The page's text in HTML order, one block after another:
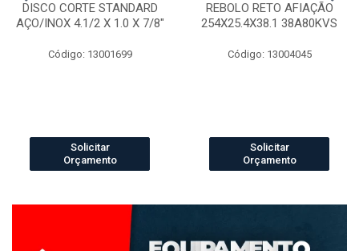
DISCO CORTE STANDARD
AÇO/INOX 4.1/2 X 1.0 X 7/8"
Código: 13001699
Solicitar
Orçamento
REBOLO RETO AFIAÇÃO
254X25.4X38.1 38A80KVS
Código: 13004045
Solicitar
Orçamento